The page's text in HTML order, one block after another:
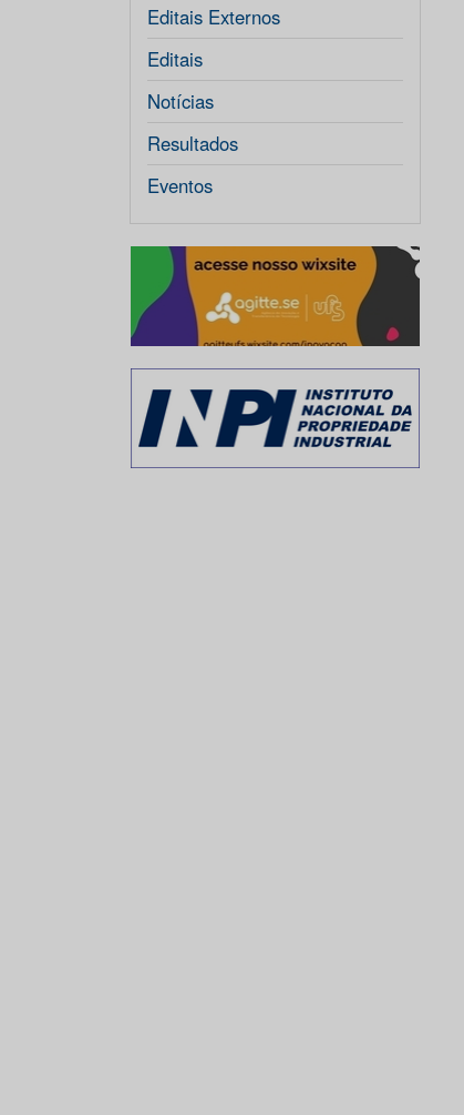
Editais Externos
Editais
Notícias
Resultados
Eventos